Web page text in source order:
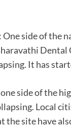
One side of the
It has
side of the
Local
the site have